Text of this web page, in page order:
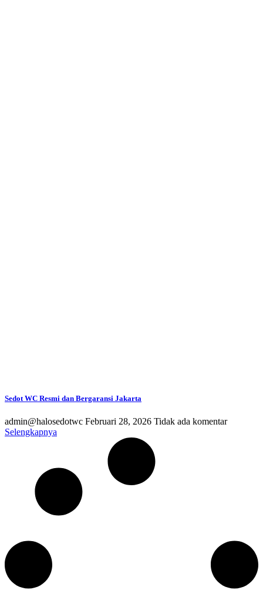
Sedot WC Resmi dan Bergaransi Jakarta
admin@halosedotwc Februari 28, 2026 Tidak ada komentar
Selengkapnya